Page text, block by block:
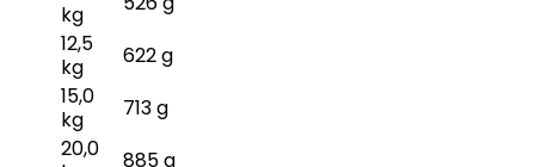
kg
12,5
kg
622 g
15,0
kg
713 g
20,0
885 g